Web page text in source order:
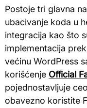
Postoje tri glavna
ubacivanje koda u
integracija kao što
implementacija
većinu WordPress
korišćenje Official
pojednostavljuje
obavezno koristite